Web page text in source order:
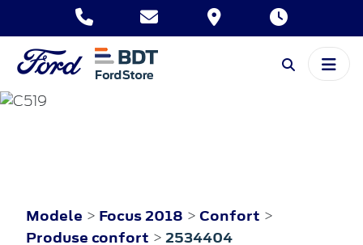
Modele > Focus 2018 > Confort >
Produse confort > 2534404